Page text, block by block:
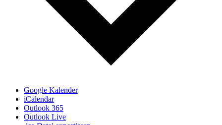
Google Kalender
iCalendar
Outlook 365
Outlook Live